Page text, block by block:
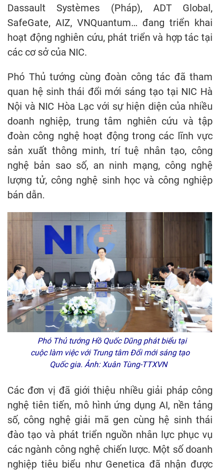
Dassault Systèmes (Pháp), ADT Global,
SafeGate, AIZ, VNQuantum… đang triển khai
hoạt động nghiên cứu, phát triển và hợp tác tại
các cơ sở của NIC.
Phó Thủ tướng cùng đoàn công tác đã tham
quan hệ sinh thái đổi mới sáng tạo tại NIC Hà
Nội và NIC Hòa Lạc với sự hiện diện của nhiều
doanh nghiệp, trung tâm nghiên cứu và tập
đoàn công nghệ hoạt động trong các lĩnh vực
sản xuất thông minh, trí tuệ nhân tạo, công
nghệ bản sao số, an ninh mạng, công nghệ
lượng tử, công nghệ sinh học và công nghiệp
bán dẫn.
Phó Thủ tướng Hồ Quốc Dũng phát biểu tại
cuộc làm việc với Trung tâm Đổi mới sáng tạo
Quốc gia. Ảnh: Xuân Tùng-TTXVN
Các đơn vị đã giới thiệu nhiều giải pháp công
nghệ tiên tiến, mô hình ứng dụng AI, nền tảng
số, công nghệ giải mã gen cùng hệ sinh thái
đào tạo và phát triển nguồn nhân lực phục vụ
các ngành công nghệ chiến lược. Một số doanh
nghiệp tiêu biểu như Genetica đã nhận được